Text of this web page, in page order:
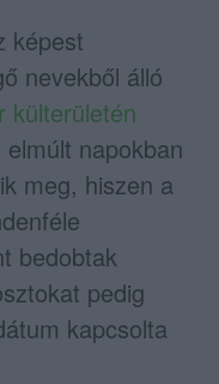
képest
nevekből álló
külterületén
elmúlt napokban
meg, hiszen a
bedobtak
pedig
kapcsolta